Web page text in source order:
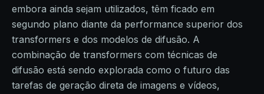
embora ainda sejam utilizados, têm ficado em
segundo plano diante da performance superior dos
transformers e dos modelos de difusão. A
combinação de transformers com técnicas de
difusão está sendo explorada como o futuro das
tarefas de geração direta de imagens e vídeos,